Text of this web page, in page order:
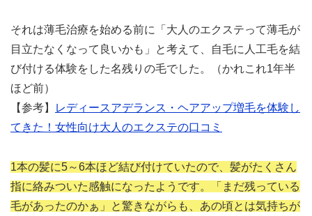
それは薄毛治療を始める前に「大人のエクステって薄毛が
目立たなくなって良いかも」と考えて、自毛に人工毛を結
び付ける体験をした名残りの毛でした。（かれこれ1年半
ほど前）
【参考】
レディースアデランス・ヘアアップ増毛を体験し
てきた！女性向け大人のエクステの口コミ
1本の髪に5～6本ほど結び付けていたので、髪がたくさん
指に絡みついた感触になったようです。「まだ残っている
毛があったのかぁ」と驚きながらも、あの頃とは気持ちが